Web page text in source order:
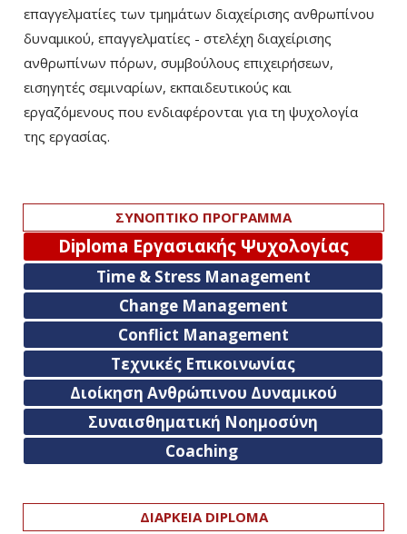
επαγγελματίες των τμημάτων διαχείρισης ανθρωπίνου
δυναμικού, επαγγελματίες - στελέχη διαχείρισης
ανθρωπίνων πόρων, συμβούλους επιχειρήσεων,
εισηγητές σεμιναρίων, εκπαιδευτικούς και
εργαζόμενους που ενδιαφέρονται για τη ψυχολογία
της εργασίας.
ΣΥΝΟΠΤΙΚΟ ΠΡΟΓΡΑΜΜΑ
Diploma Εργασιακής Ψυχολογίας
Time & Stress Management
Change Management
Conflict Management
Τεχνικές Επικοινωνίας
Διοίκηση Ανθρώπινου Δυναμικού
Συναισθηματική Νοημοσύνη
Coaching
ΔΙΑΡΚΕΙΑ DIPLOMA